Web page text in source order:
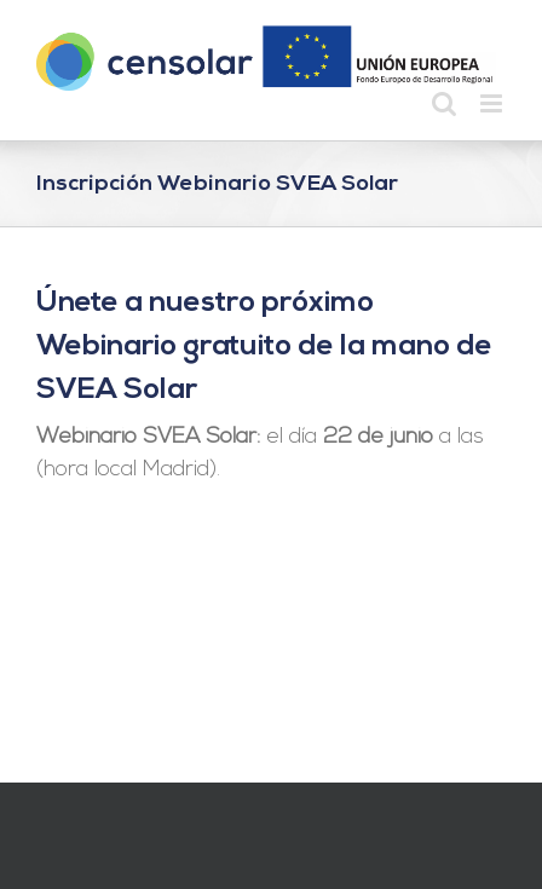
contenido
Inscripción Webinario SVEA Solar
Únete a nuestro próximo
Webinario gratuito de la mano de
SVEA Solar
Webinario SVEA Solar:el día 22 de junio a las
(hora local Madrid).